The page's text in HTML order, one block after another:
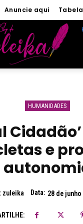
Anuncie aqui
HUMANIDADES
e
zuleika Data: 28 de junho